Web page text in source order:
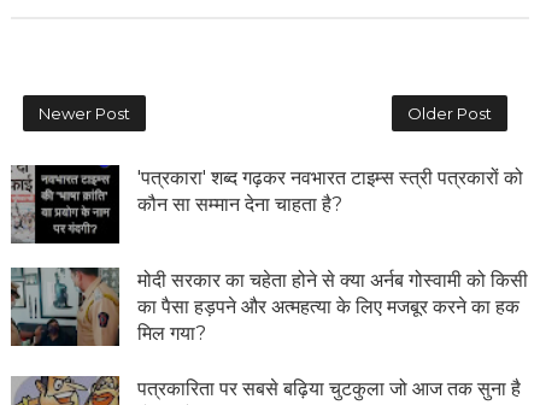
Newer Post Older Post
'पत्रकारा' शब्द गढ़कर नवभारत टाइम्स स्त्री पत्रकारों को
कौन सा सम्मान देना चाहता है?
मोदी सरकार का चहेता होने से क्या अर्नब गोस्वामी को किसी
का पैसा हड़पने और अत्महत्या के लिए मजबूर करने का हक
मिल गया?
पत्रकारिता पर सबसे बढ़िया चुटकुला जो आज तक सुना है